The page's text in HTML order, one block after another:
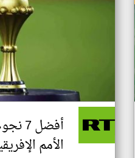
الأمم الإفريقية